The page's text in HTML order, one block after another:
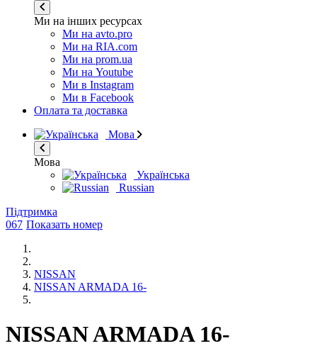
Ми на інших ресурсах
Ми на avto.pro
Ми на RIA.com
Ми на prom.ua
Ми на Youtube
Ми в Instagram
Ми в Facebook
Оплата та доставка
Мова
Мова
Українська
Russian
Підтримка
067 Показать номер
NISSAN
NISSAN ARMADA 16-
NISSAN ARMADA 16-